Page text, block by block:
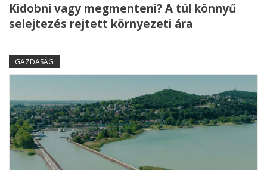
Kidobni vagy megmenteni? A túl könnyű
selejtezés rejtett környezeti ára
GAZDASÁG